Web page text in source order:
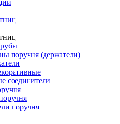
поручня (держатели)
соединители
поручня